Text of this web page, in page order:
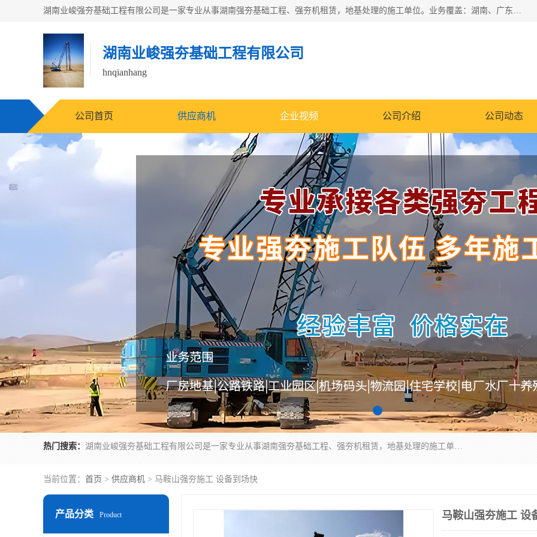
湖南业峻强夯基础工程有限公司是一家专业从事湖南强夯基础工程、强夯机租赁，地基处理的施工单位。业务覆盖：湖南、广东，江西等地。可承接1000KN.m-25000KN.m强夯（置换）工程。公司创始人是国内较早期从事强夯施工的建设者，经过多年的一步一个脚印的发展，在行业内具有较高的度和良好的口碑。
湖南业峻强夯基础工程有限公司
hnqianhang
公司首页 供应商机 企业视频 公司介绍 公司动态
热门搜索： 湖南业峻强夯基础工程有限公司是一家专业从事湖南强夯基础工程、强夯机租赁，地基处理的施工单位。业务覆盖：湖南、广东，江西等地。可承接1000KN.m-25000KN.m强夯（置换）工程。公司创始人是国内较早期从事强夯施工的建设者，经过多年的一步一个脚印的发展，在行业内具有较高的度和良好的口碑。
当前位置： 首页 > 供应商机 > 马鞍山强夯施工 设备到场快
产品分类 Product 马鞍山强夯施工 设